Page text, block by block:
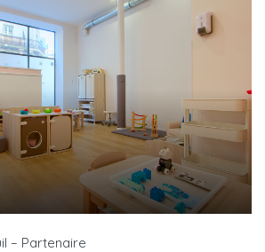
– Partenaire